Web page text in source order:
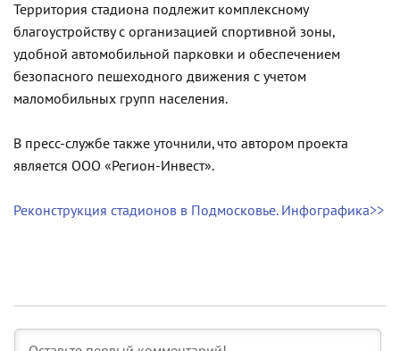
Территория стадиона подлежит комплексному
благоустройству с организацией спортивной зоны,
удобной автомобильной парковки и обеспечением
безопасного пешеходного движения с учетом
маломобильных групп населения.
В пресс-службе также уточнили, что автором проекта
является ООО «Регион-Инвест».
Реконструкция стадионов в Подмосковье. Инфографика>>